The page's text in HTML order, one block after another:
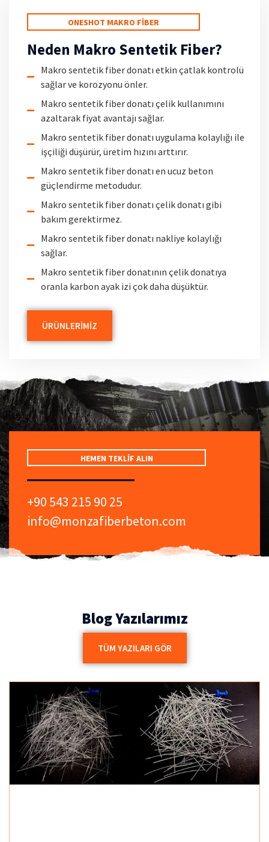
ONESHOT MAKRO FIBER
Neden Makro Sentetik Fiber?
Makro sentetik fiber donatı etkin çatlak kontrolü
sağlar ve korozyonu önler.
Makro sentetik fiber donatı çelik kullanımını
azaltarak fiyat avantajı sağlar.
Makro sentetik fiber donatı uygulama kolaylığı ile
işçiliği düşürür, üretim hızını arttırır.
Makro sentetik fiber donatı en ucuz beton
güçlendirme metodudur.
Makro sentetik fiber donatı çelik donatı gibi
bakım gerektirmez.
Makro sentetik fiber donatı nakliye kolaylığı
sağlar.
Makro sentetik fiber donatının çelik donatıya
oranla karbon ayak izi çok daha düşüktür.
ÜRÜNLERIMIZ
HEMEN TEKLIF ALIN
+90 543 215 90 25
info@monzafiberbeton.com
Blog Yazılarımız
TÜM YAZILARI GÖR